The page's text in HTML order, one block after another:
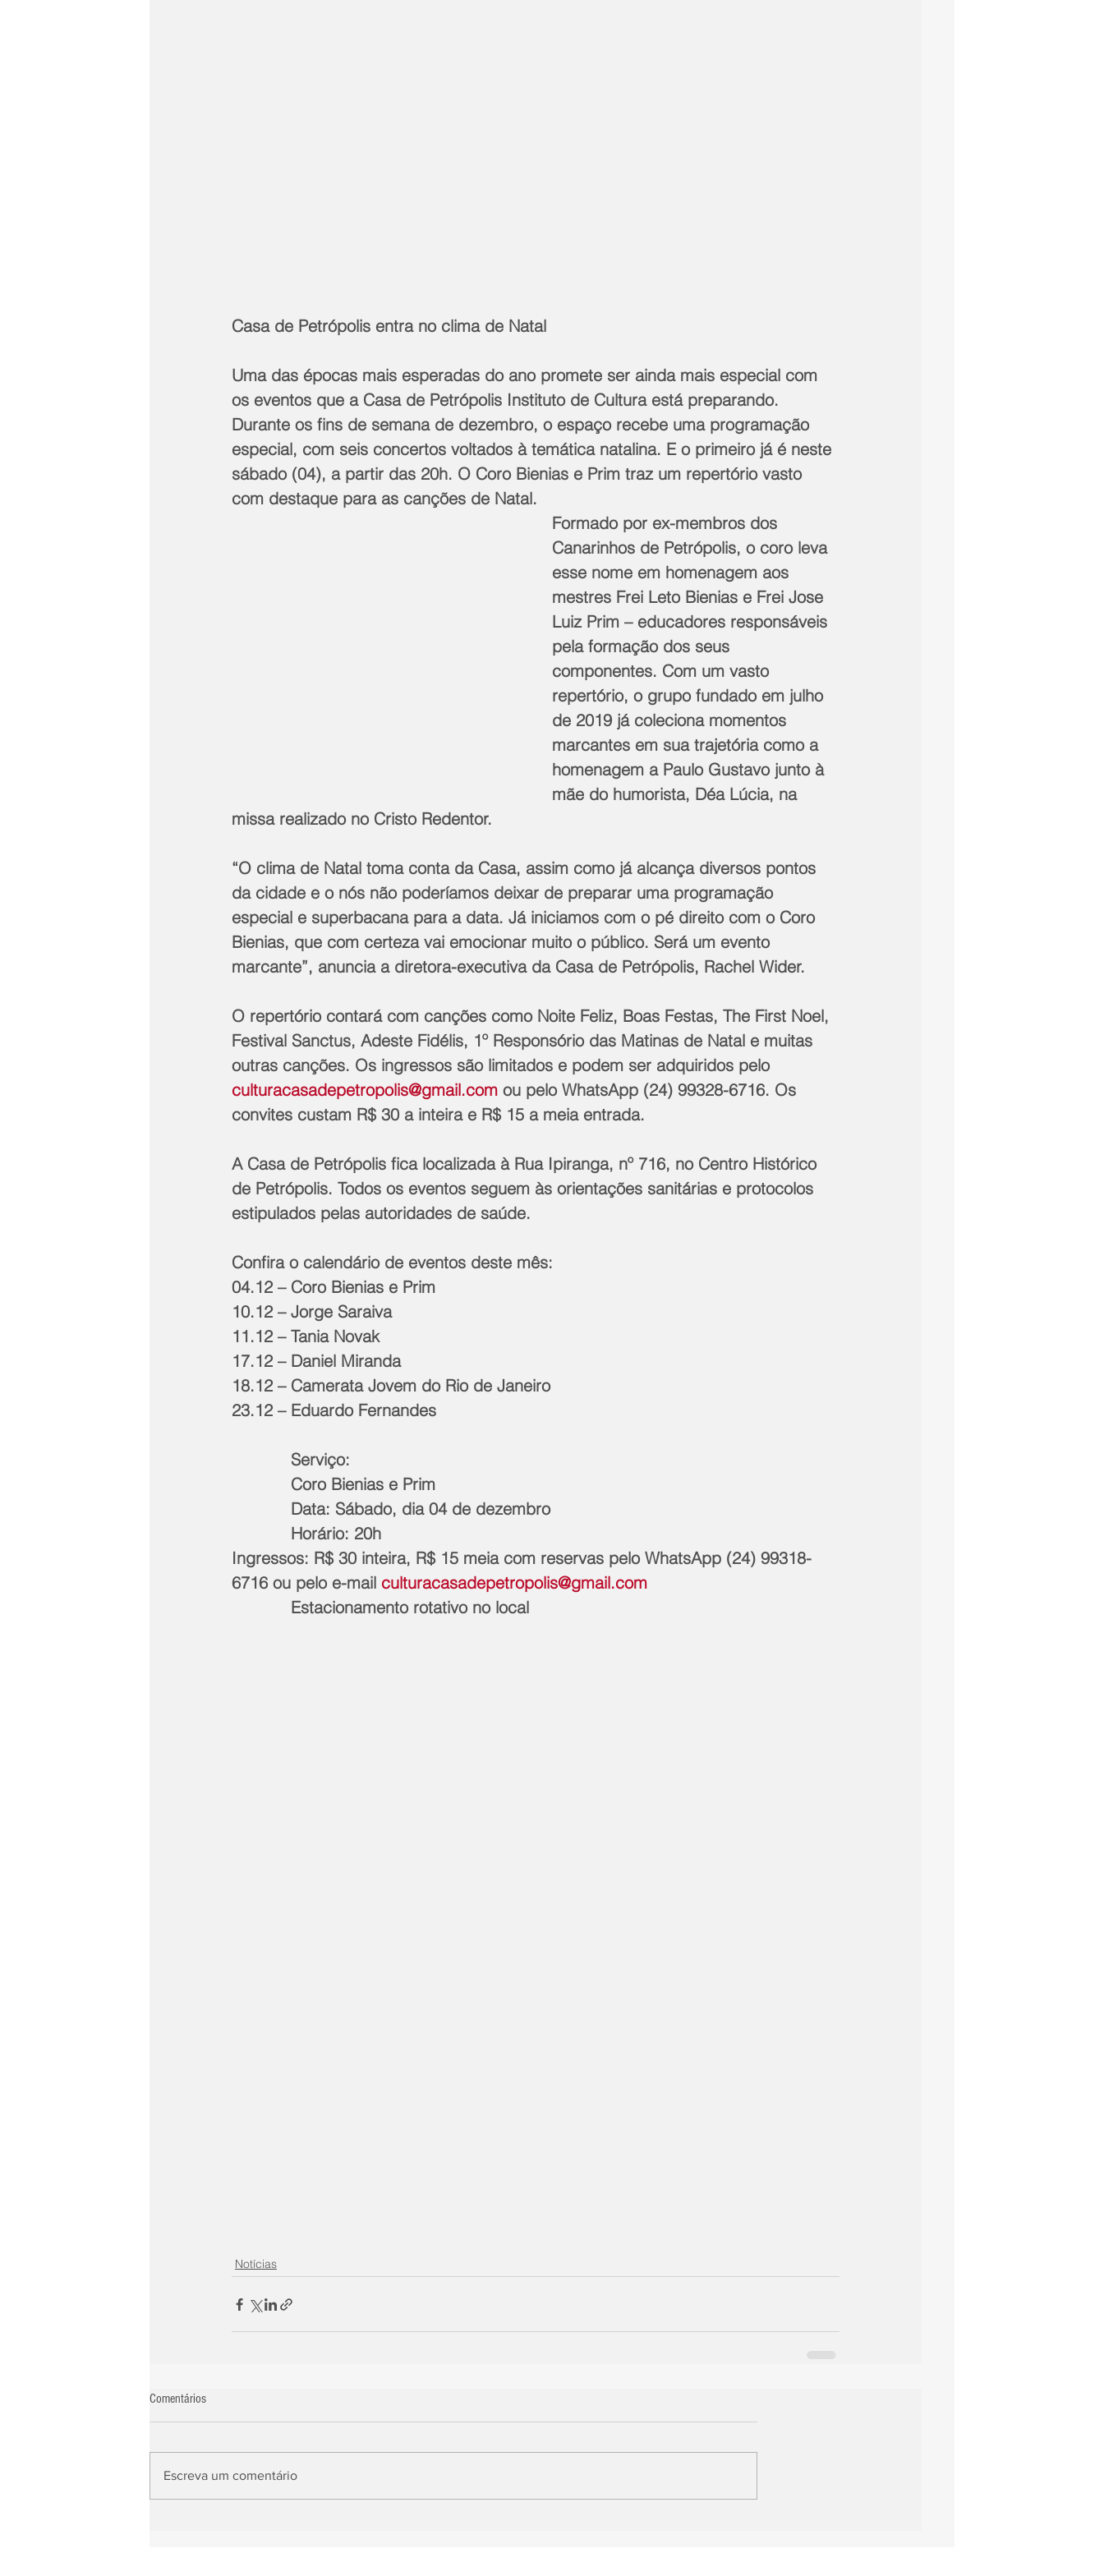
Casa de Petrópolis entra no clima de Natal
Uma das épocas mais esperadas do ano promete ser ainda mais especial com
os eventos que a Casa de Petrópolis Instituto de Cultura está preparando.
Durante os fins de semana de dezembro, o espaço recebe uma programação
especial, com seis concertos voltados à temática natalina. E o primeiro já é neste
sábado (04), a partir das 20h. O Coro Bienias e Prim traz um repertório vasto
com destaque para as canções de Natal.
Formado por ex-membros dos
Canarinhos de Petrópolis, o coro leva
esse nome em homenagem aos
mestres Frei Leto Bienias e Frei Jose
Luiz Prim – educadores responsáveis
pela formação dos seus
componentes. Com um vasto
repertório, o grupo fundado em julho
de 2019 já coleciona momentos
marcantes em sua trajetória como a
homenagem a Paulo Gustavo junto à
mãe do humorista, Déa Lúcia, na
missa realizado no Cristo Redentor.
“O clima de Natal toma conta da Casa, assim como já alcança diversos pontos
da cidade e o nós não poderíamos deixar de preparar uma programação
especial e superbacana para a data. Já iniciamos com o pé direito com o Coro
Bienias, que com certeza vai emocionar muito o público. Será um evento
marcante”, anuncia a diretora-executiva da Casa de Petrópolis, Rachel Wider.
O repertório contará com canções como Noite Feliz, Boas Festas, The First Noel,
Festival Sanctus, Adeste Fidélis, 1º Responsório das Matinas de Natal e muitas
outras canções. Os ingressos são limitados e podem ser adquiridos pelo
culturacasadepetropolis@gmail.com ou pelo WhatsApp (24) 99328-6716. Os
convites custam R$ 30 a inteira e R$ 15 a meia entrada.
A Casa de Petrópolis fica localizada à Rua Ipiranga, nº 716, no Centro Histórico
de Petrópolis. Todos os eventos seguem às orientações sanitárias e protocolos
estipulados pelas autoridades de saúde.
Confira o calendário de eventos deste mês:
04.12 – Coro Bienias e Prim
10.12 – Jorge Saraiva
11.12 – Tania Novak
17.12 – Daniel Miranda
18.12 – Camerata Jovem do Rio de Janeiro
23.12 – Eduardo Fernandes
            Serviço:
            Coro Bienias e Prim
            Data: Sábado, dia 04 de dezembro
            Horário: 20h
Ingressos: R$ 30 inteira, R$ 15 meia com reservas pelo WhatsApp (24) 99318-
6716 ou pelo e-mail culturacasadepetropolis@gmail.com
            Estacionamento rotativo no local
Notícias
Comentários
Escreva um comentário